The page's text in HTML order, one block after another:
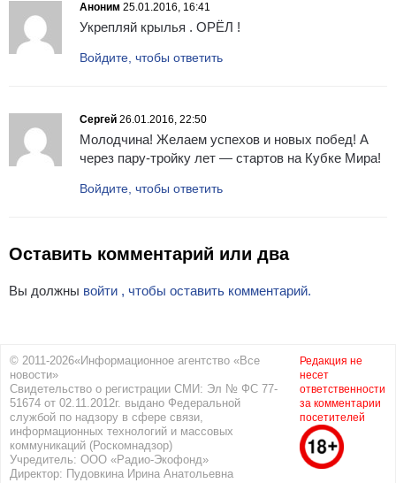
Аноним 25.01.2016, 16:41
Укрепляй крылья . ОРЁЛ !
Войдите, чтобы ответить
Сергей 26.01.2016, 22:50
Молодчина! Желаем успехов и новых побед! А
через пару-тройку лет — стартов на Кубке Мира!
Войдите, чтобы ответить
Оставить комментарий или два
Вы должны войти , чтобы оставить комментарий.
© 2011-2026«Информационное агентство «Все
новости»
Свидетельство о регистрации СМИ: Эл № ФС 77-
51674 от 02.11.2012г. выдано Федеральной
службой по надзору в сфере связи,
информационных технологий и массовых
коммуникаций (Роскомнадзор)
Учредитель: ООО «Радио-Экофонд»
Директор: Пудовкина Ирина Анатольевна
Редакция не
несет
ответственности
за комментарии
посетителей